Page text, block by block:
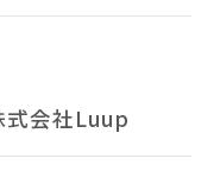
式会社Luup